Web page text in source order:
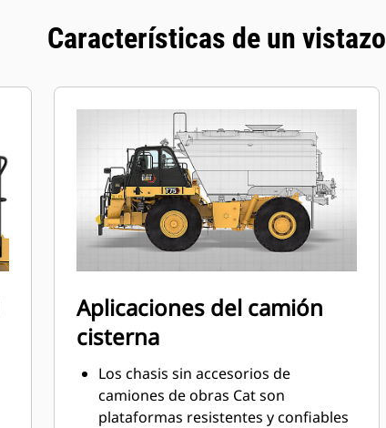
Características de un vistazo
Aplicaciones del camión
cisterna
Los chasis sin accesorios de
camiones de obras Cat son
plataformas resistentes y confiables